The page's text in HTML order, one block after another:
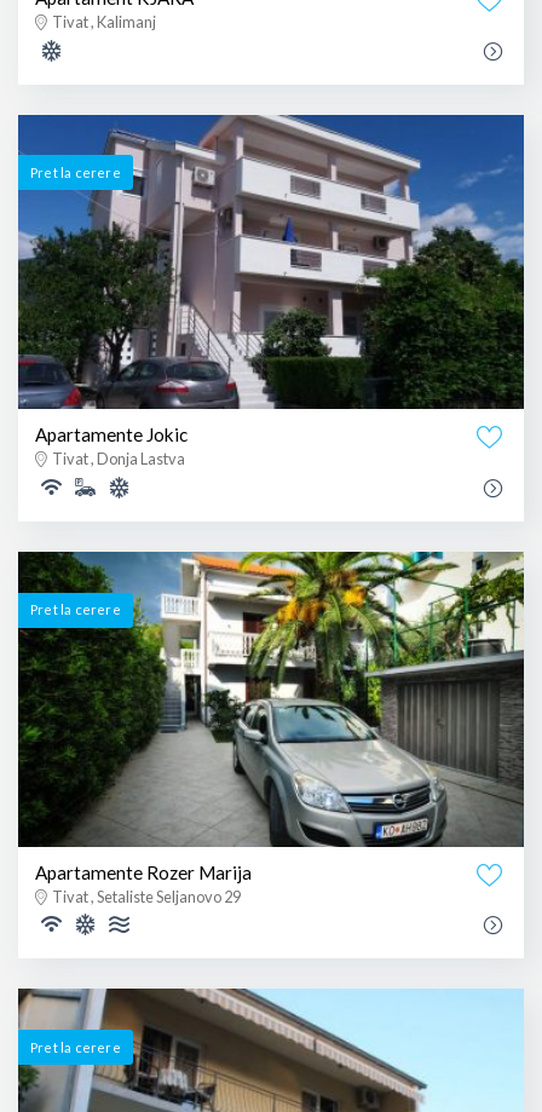
Tivat , Kalimanj
Pret la cerere
Apartamente Jokic
Tivat , Donja Lastva
Pret la cerere
Apartamente Rozer Marija
Tivat , Setaliste Seljanovo 29
Pret la cerere